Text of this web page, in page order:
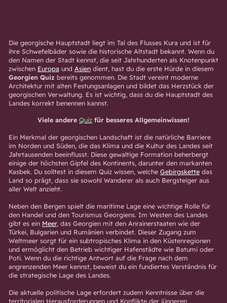
Die georgische Hauptstadt liegt im Tal des Flusses Kura und ist für
ihre Schwefelbäder sowie die historische Altstadt bekannt. Wenn du
den Namen der Stadt kennst, die seit Jahrhunderten als Knotenpunkt
zwischen Europa und Asiendient, hast du die erste Hürde in diesem
Georgien Quiz bereits genommen. Die Stadt vereint moderne
Architektur mit alten Festungsanlagen und bildet das Herzstück der
georgischen Verwaltung. Es ist wichtig, dass du die Hauptstadt des
Landes korrekt benennen kannst.
Viele andere Quiz für besseres Allgemeinwissen!
Ein Merkmal der georgischen Landschaft ist die natürliche Barriere
im Norden und Süden, die das Klima und die Kultur des Landes seit
Jahrtausenden beeinflusst. Diese gewaltige Formation beherbergt
einige der höchsten Gipfel des Kontinents, darunter den markanten
Kasbek. Du solltest in diesem Quiz wissen, welche Gebirgskettedas
Land so prägt, dass sie sowohl Wanderer als auch Bergsteiger aus
aller Welt anzieht.
Neben den Bergen spielt die maritime Lage eine wichtige Rolle für
den Handel und den Tourismus Georgiens. Im Westen des Landes
gibt es ein Meer, das Georgien mit den Anrainerstaaten wie der
Türkei, Bulgarien und Rumänien verbindet. Dieser Zugang zum
Weltmeer sorgt für ein subtropisches Klima in den Küstenregionen
und ermöglicht den Betrieb wichtiger Hafenstädte wie Batumi oder
Poti. Wenn du die richtige Antwort auf die Frage nach dem
angrenzenden Meer kennst, beweist du ein fundiertes Verständnis für
die strategische Lage des Landes.
Die aktuelle politische Lage erfordert zudem Kenntnisse über die
territorialen Herausforderungen und Konflikte der jüngeren